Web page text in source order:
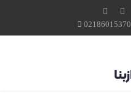
02186015370